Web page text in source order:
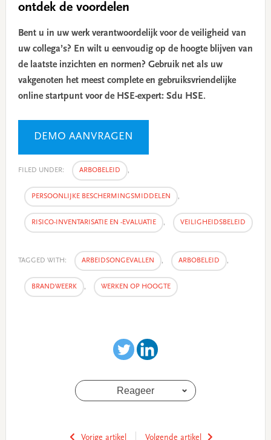
ontdek de voordelen
Bent u in uw werk verantwoordelijk voor de veiligheid van
uw collega’s? En wilt u eenvoudig op de hoogte blijven van
de laatste inzichten en normen? Gebruik net als uw
vakgenoten het meest complete en gebruiksvriendelijke
online startpunt voor de HSE-expert: Sdu HSE.
DEMO AANVRAGEN
FILED UNDER: ARBOBELEID ,
PERSOONLIJKE BESCHERMINGSMIDDELEN ,
RISICO-INVENTARISATIE EN -EVALUATIE , VEILIGHEIDSBELEID
TAGGED WITH: ARBEIDSONGEVALLEN , ARBOBELEID ,
BRANDWEERK , WERKEN OP HOOGTE
Reageer
Vorige artikel Volgende artikel